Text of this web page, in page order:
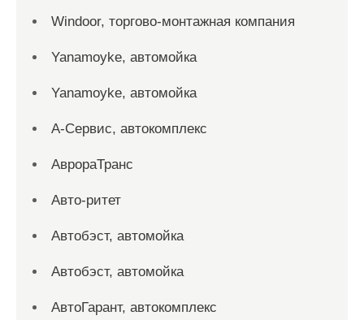
Windoor, торгово-монтажная компания
Yanamoyke, автомойка
Yanamoyke, автомойка
А-Сервис, автокомплекс
АврораТранс
Авто-ритет
Автобэст, автомойка
Автобэст, автомойка
АвтоГарант, автокомплекс